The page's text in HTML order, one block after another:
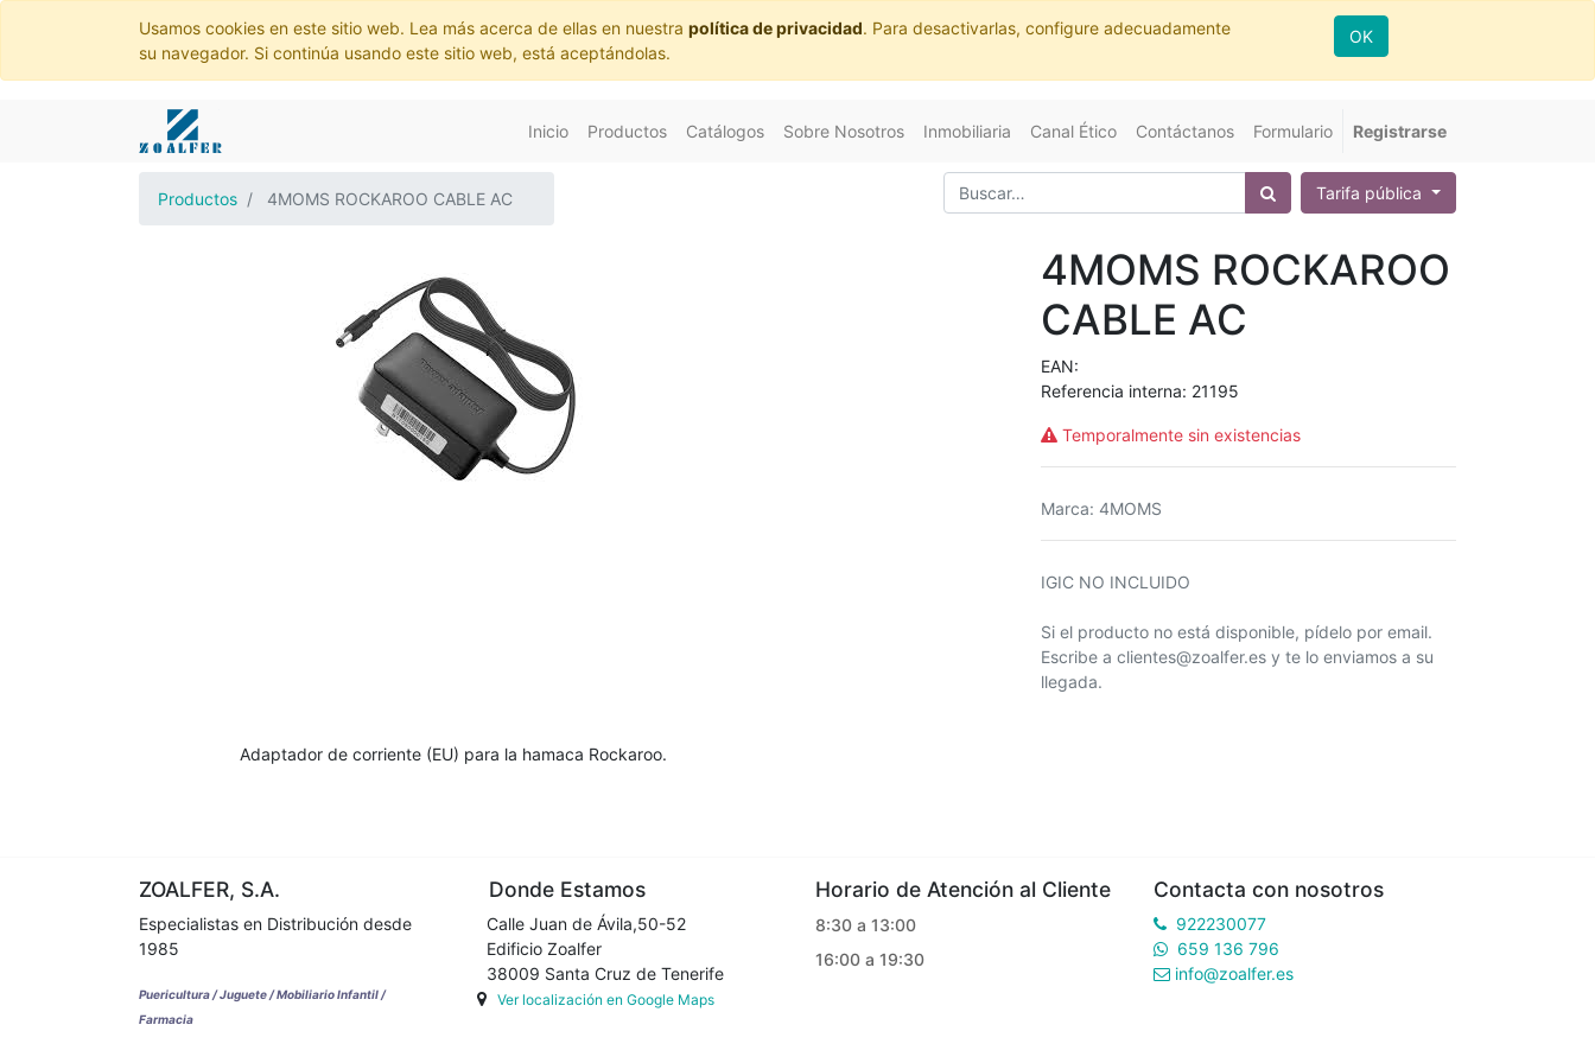
Usamos cookies en este sitio web. Lea más acerca de ellas en nuestra política de privacidad. Para desactivarlas, configure adecuadamente
su navegador. Si continúa usando este sitio web, está aceptándolas.
OK
Inicio Productos Catálogos Sobre Nosotros Inmobiliaria Canal Ético Contáctanos Formulario Registrarse
Productos 4MOMS ROCKAROO CABLE AC Tarifa pública
4MOMS ROCKAROO
CABLE AC
EAN:
Referencia interna: 21195
Temporalmente sin existencias
Marca: 4MOMS
IGIC NO INCLUIDO
Si el producto no está disponible, pídelo por email.
Escribe a clientes@zoalfer.es y te lo enviamos a su
llegada.
Adaptador de corriente (EU) para la hamaca Rockaroo.
ZOALFER, S.A.
Especialistas en Distribución desde
1985
Puericultura / Juguete / Mobiliario Infantil /
Farmacia
Donde Estamos
Calle Juan de Ávila,50-52
Edificio Zoalfer
38009 Santa Cruz de Tenerife
Ver localización en Google Maps
Horario de Atención al Cliente
8:30 a 13:00
16:00 a 19:30
Contacta con nosotros
922230077
659 136 796
info@zoalfer.es